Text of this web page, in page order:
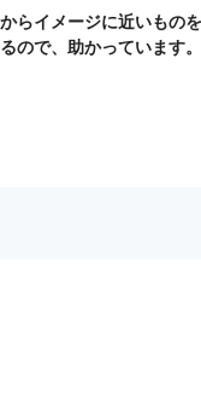
らイメージに近いもの
ので、助かっています。